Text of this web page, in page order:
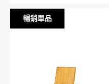
暢銷單品
暢銷單品